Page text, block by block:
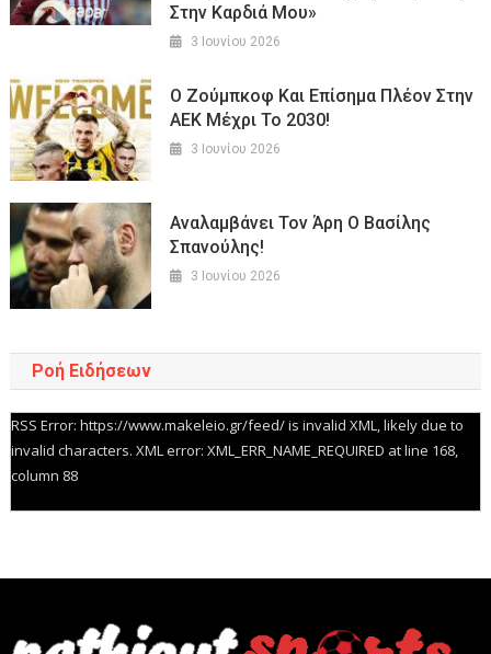
Στην Καρδιά Μου»
3 Ιουνίου 2026
Ο Ζούμπκοφ Και Επίσημα Πλέον Στην
ΑΕΚ Μέχρι Το 2030!
3 Ιουνίου 2026
Αναλαμβάνει Τον Άρη Ο Βασίλης
Σπανούλης!
3 Ιουνίου 2026
Ροή Ειδήσεων
RSS Error: https://www.makeleio.gr/feed/ is invalid XML, likely due to
invalid characters. XML error: XML_ERR_NAME_REQUIRED at line 168,
column 88